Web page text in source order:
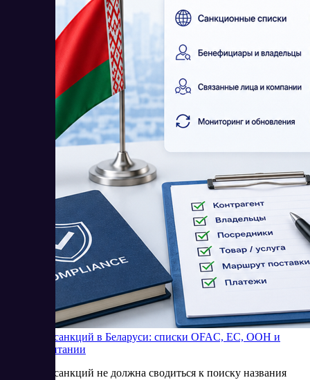
Проверка санкций в Беларуси: списки OFAC, ЕС, ООН и
Великобритании
Проверка санкций не должна сводиться к поиску названия